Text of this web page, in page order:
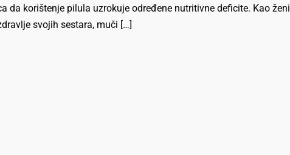
da korištenje pilula uzrokuje određene nutritivne deficite. Kao ženi
svojih sestara, muči […]